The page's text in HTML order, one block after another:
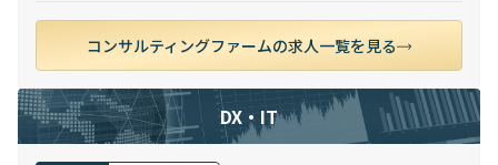
コンサルティングファームの求人一覧を見る
DX・IT